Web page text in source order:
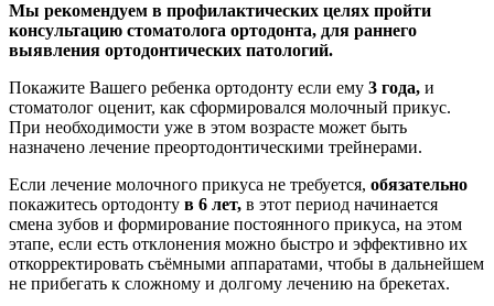
Мы рекомендуем в профилактических целях пройти
консультацию стоматолога ортодонта, для раннего
выявления ортодонтических патологий.
Покажите Вашего ребенка ортодонту если ему 3 года, и
стоматолог оценит, как сформировался молочный прикус.
При необходимости уже в этом возрасте может быть
назначено лечение преортодонтическими трейнерами.
Если лечение молочного прикуса не требуется, обязательно
покажитесь ортодонту в 6 лет, в этот период начинается
смена зубов и формирование постоянного прикуса, на этом
этапе, если есть отклонения можно быстро и эффективно их
откорректировать съёмными аппаратами, чтобы в дальнейшем
не прибегать к сложному и долгому лечению на брекетах.